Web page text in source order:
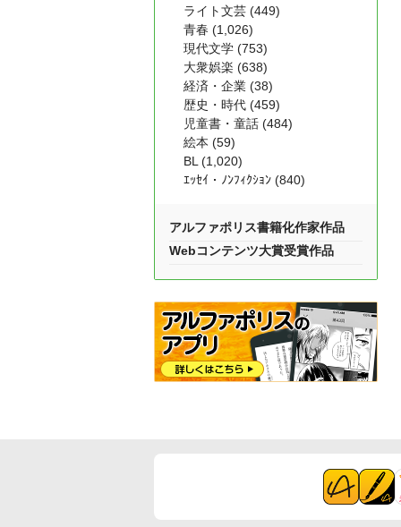
ライト文芸 (449)
青春 (1,026)
現代文学 (753)
大衆娯楽 (638)
経済・企業 (38)
歴史・時代 (459)
児童書・童話 (484)
絵本 (59)
BL (1,020)
ｴｯｾｲ・ﾉﾝﾌｨｸｼｮﾝ (840)
アルファポリス書籍化作家作品
Webコンテンツ大賞受賞作品